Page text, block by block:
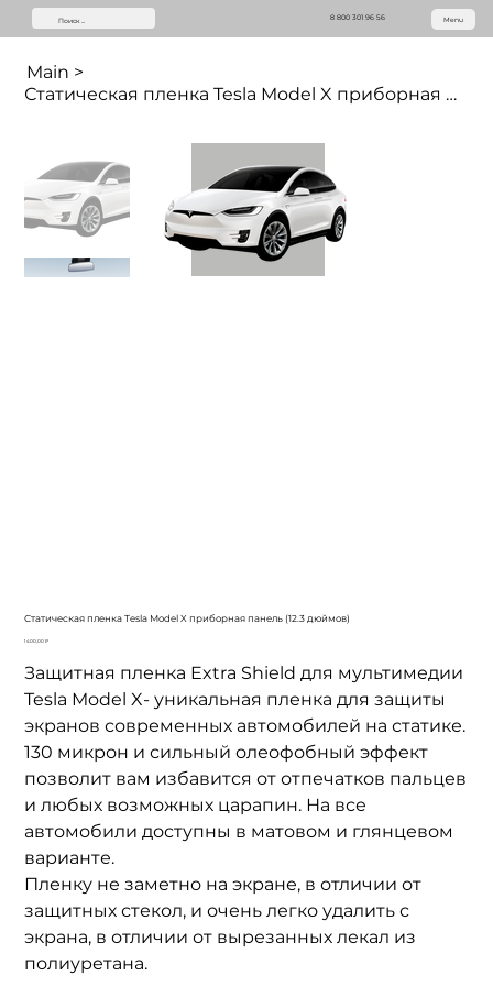
8 800 301 96 56 Menu
Main >
Статическая пленка Tesla Model X приборная панель (12.3 дюймов)
Статическая пленка Tesla Model X приборная панель (12.3 дюймов)
Цена
1 400,00 ₽
Защитная пленка Extra Shield для мультимедии
Tesla Model X- уникальная пленка для защиты
экранов современных автомобилей на статике.
130 микрон и сильный олеофобный эффект
позволит вам избавится от отпечатков пальцев
и любых возможных царапин. На все
автомобили доступны в матовом и глянцевом
варианте.
Пленку не заметно на экране, в отличии от
защитных стекол, и очень легко удалить с
экрана, в отличии от вырезанных лекал из
полиуретана.